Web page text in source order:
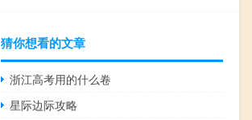
猜你想看的文章
浙江高考用的什么卷
星际边际攻略